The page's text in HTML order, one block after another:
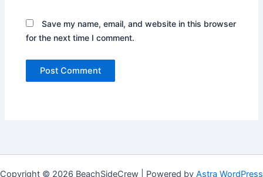
Save my name, email, and website in this browser
for the next time I comment.
Copyright © 2026 BeachSideCrew | Powered by Astra WordPress